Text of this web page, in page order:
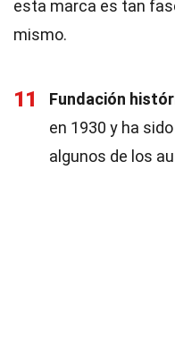
esta marca es tan
mismo.
11 Fundación
en 1930 y ha
algunos de los